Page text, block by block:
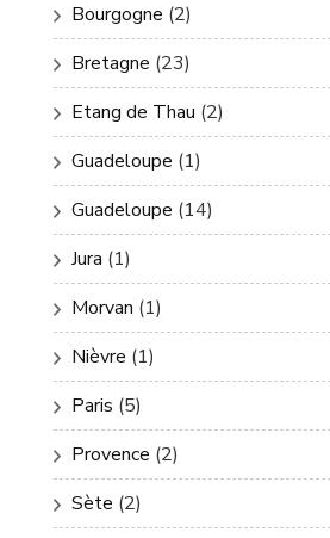
Bourgogne (2)
Bretagne (23)
Etang de Thau (2)
Guadeloupe (1)
Guadeloupe (14)
Jura (1)
Morvan (1)
Nièvre (1)
Paris (5)
Provence (2)
Sète (2)